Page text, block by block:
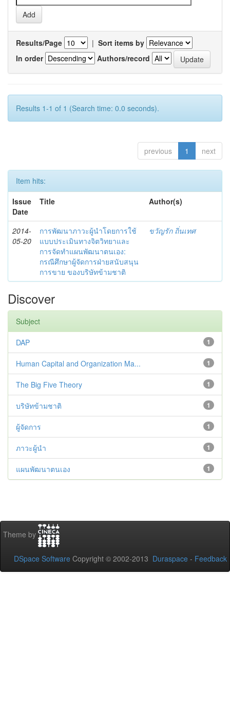
Results/Page | Sort items by
In order
Authors/record
Results 1-1 of 1 (Search time: 0.0 seconds).
previous 1 next
Item hits:
Issue
Date
Title Author(s)
2014-
05-20
การพัฒนาภาวะผู้นำโดยการใช้
แบบประเมินทางจิตวิทยาและ
การจัดทำแผนพัฒนาตนเอง:
กรณีศึกษาผู้จัดการฝ่ายสนับสนุน
การขาย ของบริษัทข้ามชาติ
ขวัญรัก ถิ่นเทศ
Discover
Subject
1
DAP
1
Human Capital and Organization Ma...
1
The Big Five Theory
1
บริษัทข้ามชาติ
1
ผู้จัดการ
1
ภาวะผู้นำ
1
แผนพัฒนาตนเอง
Theme by
DSpace Software Copyright © 2002-2013 Duraspace - Feedback